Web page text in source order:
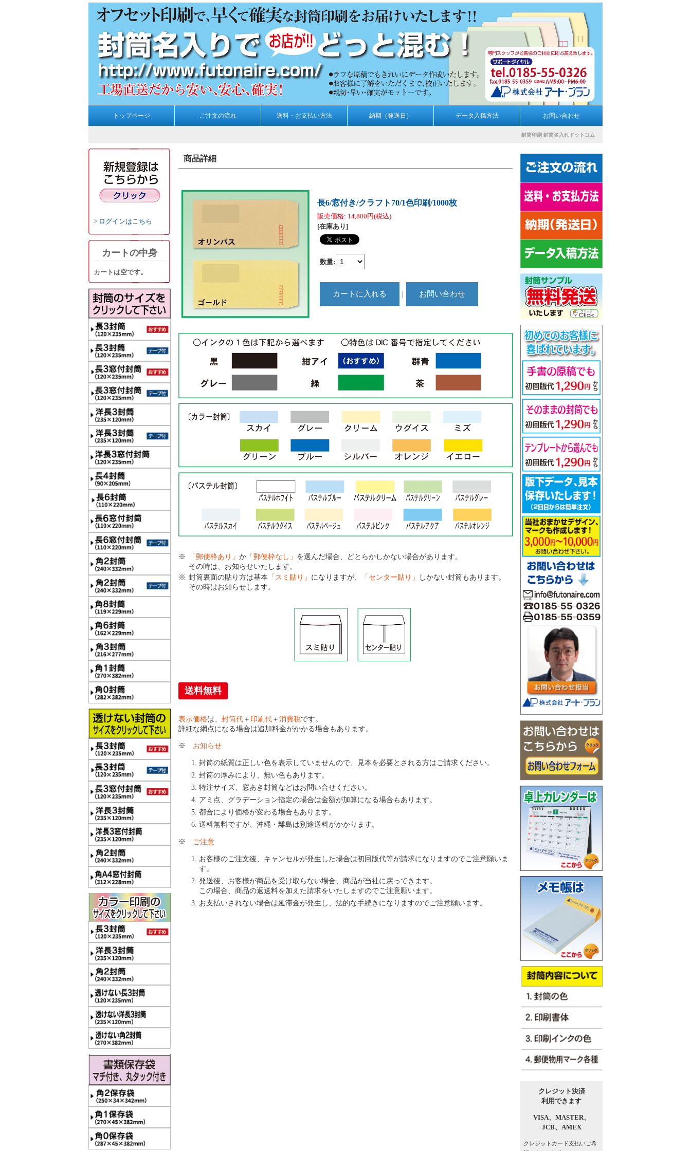
トップページ ご注文の流れ 送料・お支払い方法 納期（発送日） データ入稿方法 お問い合わせ
封筒印刷 封筒名入れドットコム
ログインはこちら
カートの中身
カートは空です。
商品詳細
長6/窓付き/クラフト70/1色印刷/1000枚
販売価格: 14,800円(税込)
[在庫あり]
数量:
｜
「郵便枠あり」 か 「郵便枠なし」 を選んだ場合、どとらかしかない場合があります。
その時は、お知らせいたします。
封筒裏面の貼り方は基本 「スミ貼り」 になりますが、 「センター貼り」
しかない封筒もあります。
その時はお知らせします。
送料無料
表示価格は、 封筒代 ＋ 印刷代 ＋ 消費税です。
詳細な網点になる場合は追加料金がかかる場合もあります。
※ お知らせ
封筒の紙質は正しい色を表示していませんので、見本を必要とされる方はご請求ください。
封筒の厚みにより、無い色もあります。
特注サイズ、窓あき封筒などはお問い合せください。
アミ点、グラデーション指定の場合は金額が加算になる場合もあります。
都合により価格が変わる場合もあります。
送料無料ですが、沖縄・離島は別途送料がかかります。
※ ご注意
お客様のご注文後、キャンセルが発生した場合は初回版代等が請求になりますのでご注意願いま
す。
発送後、お客様が商品を受け取らない場合、商品が当社に戻ってきます。
この場合、商品の返送料を加えた請求をいたしますのでご注意願います。
お支払いされない場合は延滞金が発生し、法的な手続きになりますのでご注意願います。
クレジット決済
利用できます
VISA、 MASTER、
JCB、 AMEX
クレジットカード支払いご希